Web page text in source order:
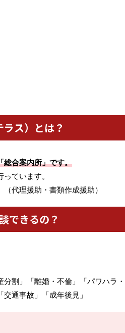
ス）とは？
総合案内所」です。
っています。
代理援助・書類作成援助）
できるの？
割」「離婚・不倫」「パワハラ・
通事故」「成年後見」